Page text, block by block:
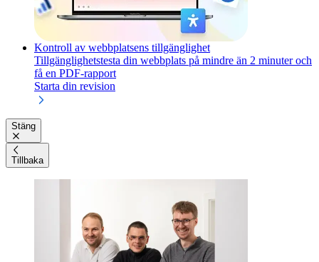
Kontroll av webbplatsens tillgänglighet
Tillgänglighetstesta din webbplats på mindre än 2 minuter och
få en PDF-rapport
Starta din revision
Stäng
Tillbaka